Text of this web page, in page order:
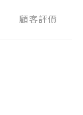
顧客評價